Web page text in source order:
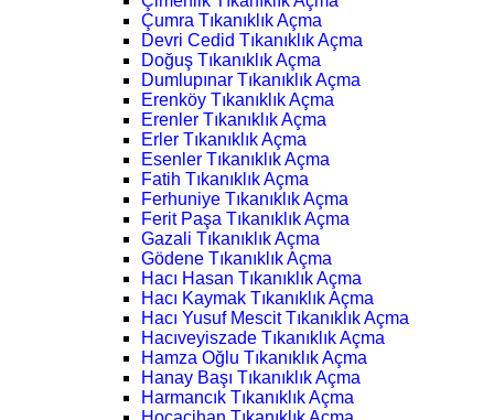
Çumra Tıkanıklık Açma
Devri Cedid Tıkanıklık Açma
Doğuş Tıkanıklık Açma
Dumlupınar Tıkanıklık Açma
Erenköy Tıkanıklık Açma
Erenler Tıkanıklık Açma
Erler Tıkanıklık Açma
Esenler Tıkanıklık Açma
Fatih Tıkanıklık Açma
Ferhuniye Tıkanıklık Açma
Ferit Paşa Tıkanıklık Açma
Gazali Tıkanıklık Açma
Gödene Tıkanıklık Açma
Hacı Hasan Tıkanıklık Açma
Hacı Kaymak Tıkanıklık Açma
Hacı Yusuf Mescit Tıkanıklık Açma
Hacıveyiszade Tıkanıklık Açma
Hamza Oğlu Tıkanıklık Açma
Hanay Başı Tıkanıklık Açma
Harmancık Tıkanıklık Açma